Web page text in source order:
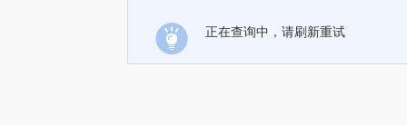
正在查询中，请刷新重试